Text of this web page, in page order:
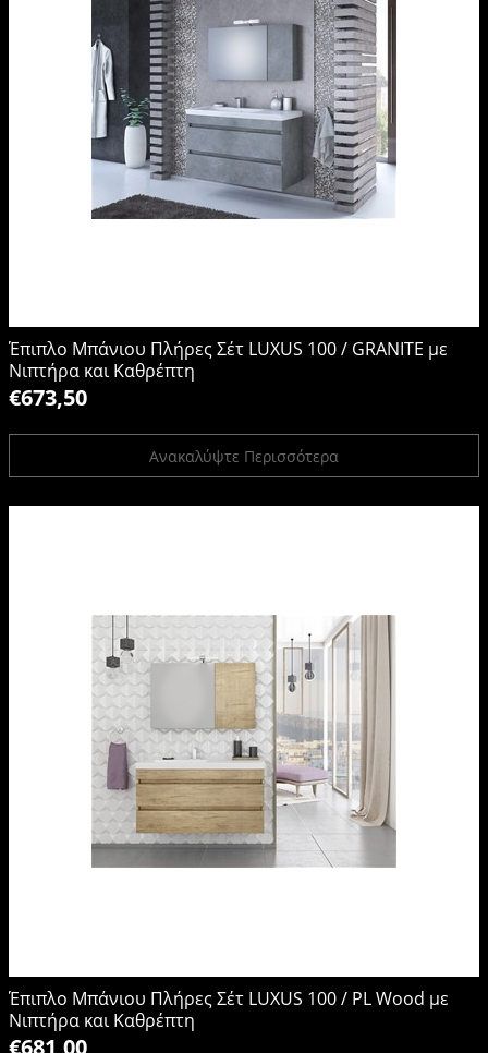
Έπιπλο Μπάνιου Πλήρες Σέτ LUXUS 100 / GRANITE με
Νιπτήρα και Καθρέπτη
€673,50
Ανακαλύψτε Περισσότερα
Έπιπλο Μπάνιου Πλήρες Σέτ LUXUS 100 / PL Wood με
Νιπτήρα και Καθρέπτη
€681,00